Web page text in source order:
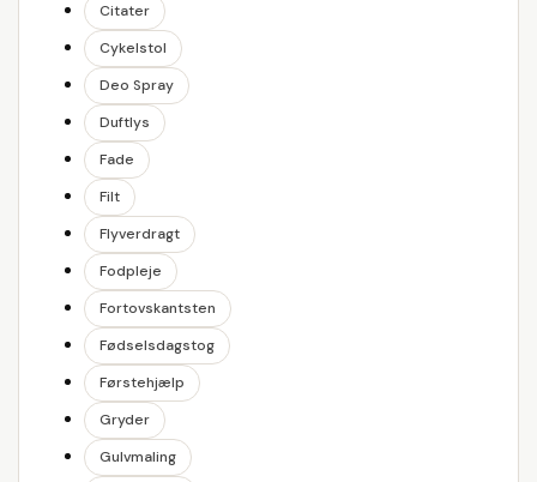
Citater
Cykelstol
Deo Spray
Duftlys
Fade
Filt
Flyverdragt
Fodpleje
Fortovskantsten
Fødselsdagstog
Førstehjælp
Gryder
Gulvmaling